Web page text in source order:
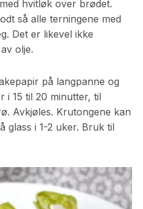
hvitløk over brødet.
så alle terningene med
Det er likevel ikke
olje.
på langpanne og
i 15 til 20 minutter, til
Avkjøles. Krutongene kan
glass i 1-2 uker. Bruk til